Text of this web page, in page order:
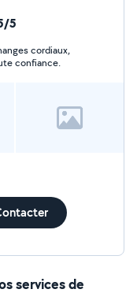
5
cordiaux,
confiance.
services de